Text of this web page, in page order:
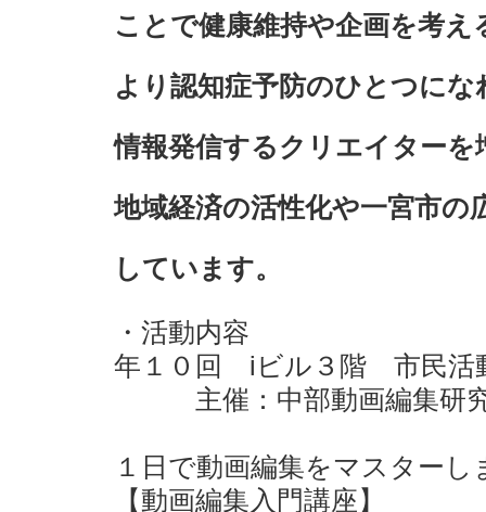
ことで健康維持や企画を考
より認知症予防のひとつに
情報発信するクリエイター
地域経済の活性化や一宮市の
しています。
・活動内容
年１０回 iビル３階 市民活
主催：中部動画編集研
１日で動画編集をマスターし
【動画編集入門講座】